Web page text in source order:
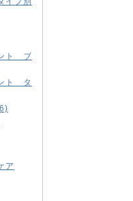
ト ブ
ト タ
ア